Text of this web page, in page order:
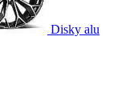
Disky alu